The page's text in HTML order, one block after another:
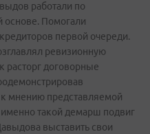
работали по
основе. Помогали
первой очереди.
ревизионную
расторг договорные
мнению представляемой
такой демарш подвиг
выставить свои